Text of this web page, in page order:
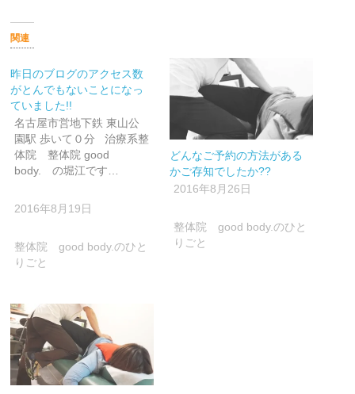
Twitter
有
し
い
ウ
ィ
ン
ド
ウ
で
開
き
ま
す)
ク
し
て
く
だ
さ
い
(新
し
い
ウ
ィ
ウ
で
ま
す)
し
い
ウ
ド
ウ
で
開
き
ま
す)
関連
昨日のブログのアクセス数
がとんでもないことになっ
ていました!!
名古屋市営地下鉄 東山公
園駅 歩いて０分 治療系整
体院 整体院 good
body. の堀江です…
2016年8月19日
整体院 good body.のひと
りごと
どんなご予約の方法がある
かご存知でしたか??
2016年8月26日
整体院 good body.のひと
りごと